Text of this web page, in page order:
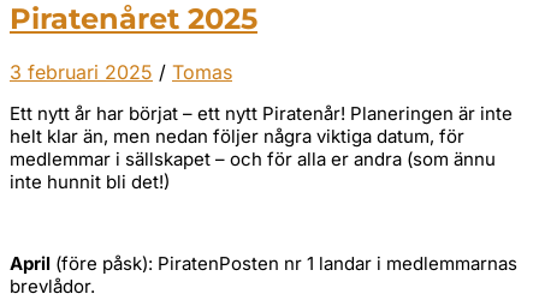
Piratenåret 2025
3 februari 2025 / Tomas
Ett nytt år har börjat – ett nytt Piratenår! Planeringen är inte
helt klar än, men nedan följer några viktiga datum, för
medlemmar i sällskapet – och för alla er andra (som ännu
inte hunnit bli det!)
April (före påsk): PiratenPosten nr 1 landar i medlemmarnas
brevlådor.